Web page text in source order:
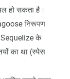
हो सकता है।
निरूपण
Sequelize के
का था (स्पेस